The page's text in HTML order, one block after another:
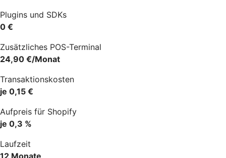
Plugins und SDKs
0 €
Zusätzliches POS-Terminal
24,90 €/Monat
Transaktionskosten
je 0,15 €
Aufpreis für Shopify
je 0,3 %
Laufzeit
12 Monate